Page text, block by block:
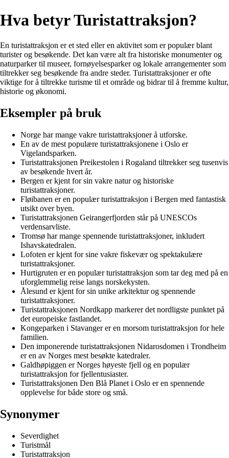
Hva betyr Turistattraksjon?
En turistattraksjon er et sted eller en aktivitet som er populær blant
turister og besøkende. Det kan være alt fra historiske monumenter og
naturparker til museer, fornøyelsesparker og lokale arrangementer som
tiltrekker seg besøkende fra andre steder. Turistattraksjoner er ofte
viktige for å tiltrekke turisme til et område og bidrar til å fremme kultur,
historie og økonomi.
Eksempler på bruk
Norge har mange vakre turistattraksjoner å utforske.
En av de mest populære turistattraksjonene i Oslo er
Vigelandsparken.
Turistattraksjonen Preikestolen i Rogaland tiltrekker seg tusenvis
av besøkende hvert år.
Bergen er kjent for sin vakre natur og historiske
turistattraksjoner.
Fløibanen er en populær turistattraksjon i Bergen med fantastisk
utsikt over byen.
Turistattraksjonen Geirangerfjorden står på UNESCOs
verdensarvliste.
Tromsø har mange spennende turistattraksjoner, inkludert
Ishavskatedralen.
Lofoten er kjent for sine vakre fiskevær og spektakulære
turistattraksjoner.
Hurtigruten er en populær turistattraksjon som tar deg med på en
uforglemmelig reise langs norskekysten.
Ålesund er kjent for sin unike arkitektur og spennende
turistattraksjoner.
Turistattraksjonen Nordkapp markerer det nordligste punktet på
det europeiske fastlandet.
Kongeparken i Stavanger er en morsom turistattraksjon for hele
familien.
Den imponerende turistattraksjonen Nidarosdomen i Trondheim
er en av Norges mest besøkte katedraler.
Galdhøpiggen er Norges høyeste fjell og en populær
turistattraksjon for fjellentusiaster.
Turistattraksjonen Den Blå Planet i Oslo er en spennende
opplevelse for både store og små.
Synonymer
Severdighet
Turistmål
Turistattraksjon